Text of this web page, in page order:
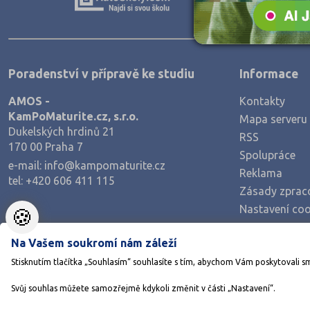
Zpracování dřeva, nábytku
Doprava a spoje
Informační služby
Ekonomie
Ekonomie a administrativa
Podnikání a management
Hotelnictví, turismus, gastronomie
Obchod, prodej
Služby
Přírodovědné a potravinářské obory
Ekologie a ochrana ŽP
Poradenství v přípravě ke studiu
AMOS -
KamPoMaturite.cz, s.r.o.
Dukelských hrdinů 21
170 00 Praha 7
e-mail: info@kampomaturite.cz
tel: +420 606 411 115
Informace
Kontakty
Mapa serveru
RSS
Spolupráce
Reklama
Zásady
Nastavení
🍪
Na Vašem soukromí nám záleží
Stisknutím tlačítka „Souhlasím“ souhlasíte s tím, abychom Vám poskytovali
Svůj souhlas můžete samozřejmě kdykoli změnit v části „Nastavení“.